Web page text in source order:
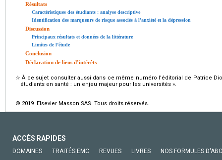
Résultats
Caractéristiques des étudiants : analyse descriptive
Identification des marqueurs de risque associés à l’anxiété et la dépression
Discussion
Principaux résultats et données de la littérature
Limites de l’étude
Conclusion
Déclaration de liens d’intérêts
☆ À ce sujet consulter aussi dans ce même numéro l'éditorial de Patrice
étudiants en santé : un enjeu majeur pour les universités ».
© 2019 Elsevier Masson SAS. Tous droits réservés.
ACCÈS RAPIDES
DOMAINES TRAITÉS EMC REVUES LIVRES NOS FORMULES